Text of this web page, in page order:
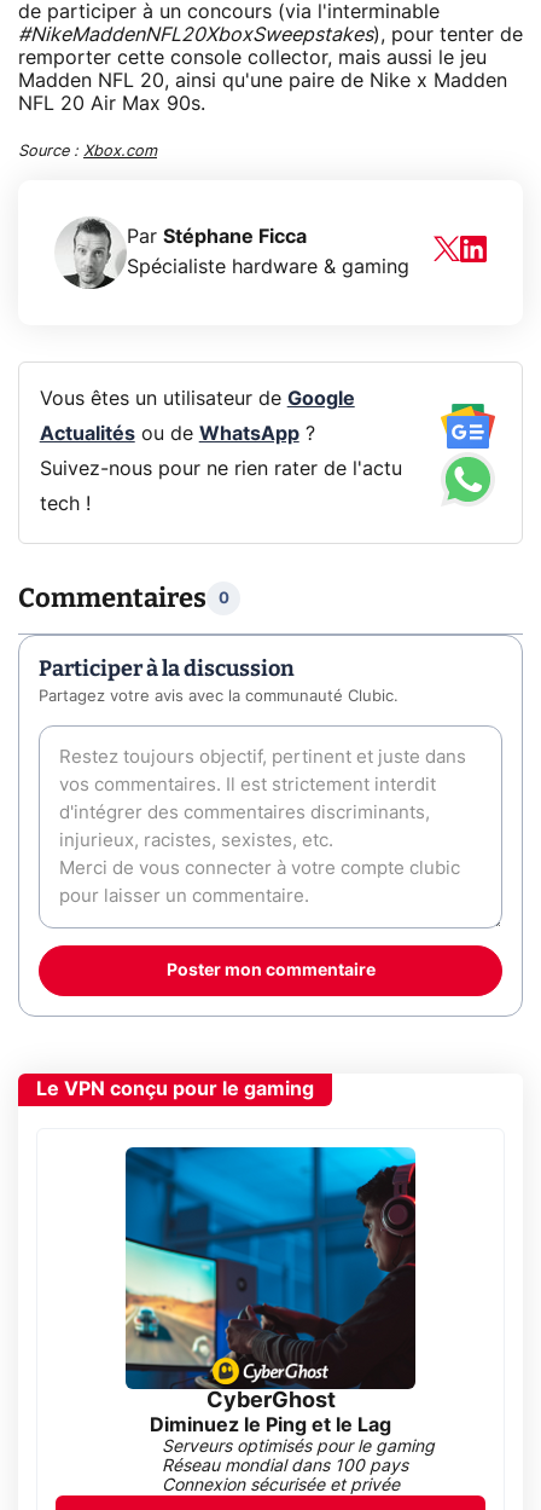
de participer à un concours (via l'interminable
#NikeMaddenNFL20XboxSweepstakes), pour tenter de
remporter cette console collector, mais aussi le jeu
Madden NFL 20, ainsi qu'une paire de Nike x Madden
NFL 20 Air Max 90s.
Source : Xbox.com
Par Stéphane Ficca
Spécialiste hardware & gaming
Vous êtes un utilisateur de Google
Actualitésou de WhatsApp?
Suivez-nous pour ne rien rater de l'actu
tech !
Commentaires 0
Participer à la discussion
Partagez votre avis avec la communauté Clubic.
Poster mon commentaire
Le VPN conçu pour le gaming
CyberGhost
Diminuez le Ping et le Lag
Serveurs optimisés pour le gaming
Réseau mondial dans 100 pays
Connexion sécurisée et privée